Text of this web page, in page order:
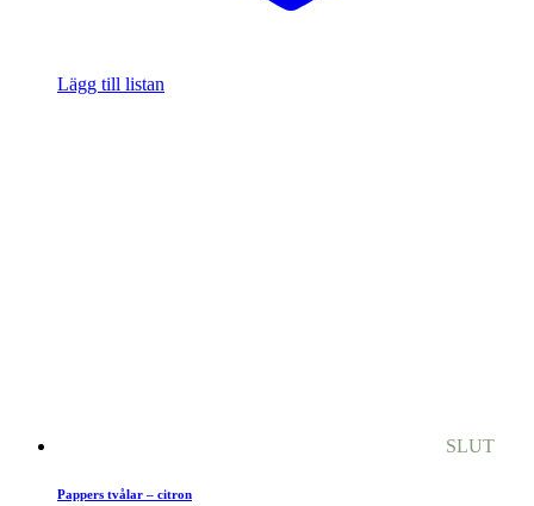
Lägg till listan
SLUT
Pappers tvålar – citron